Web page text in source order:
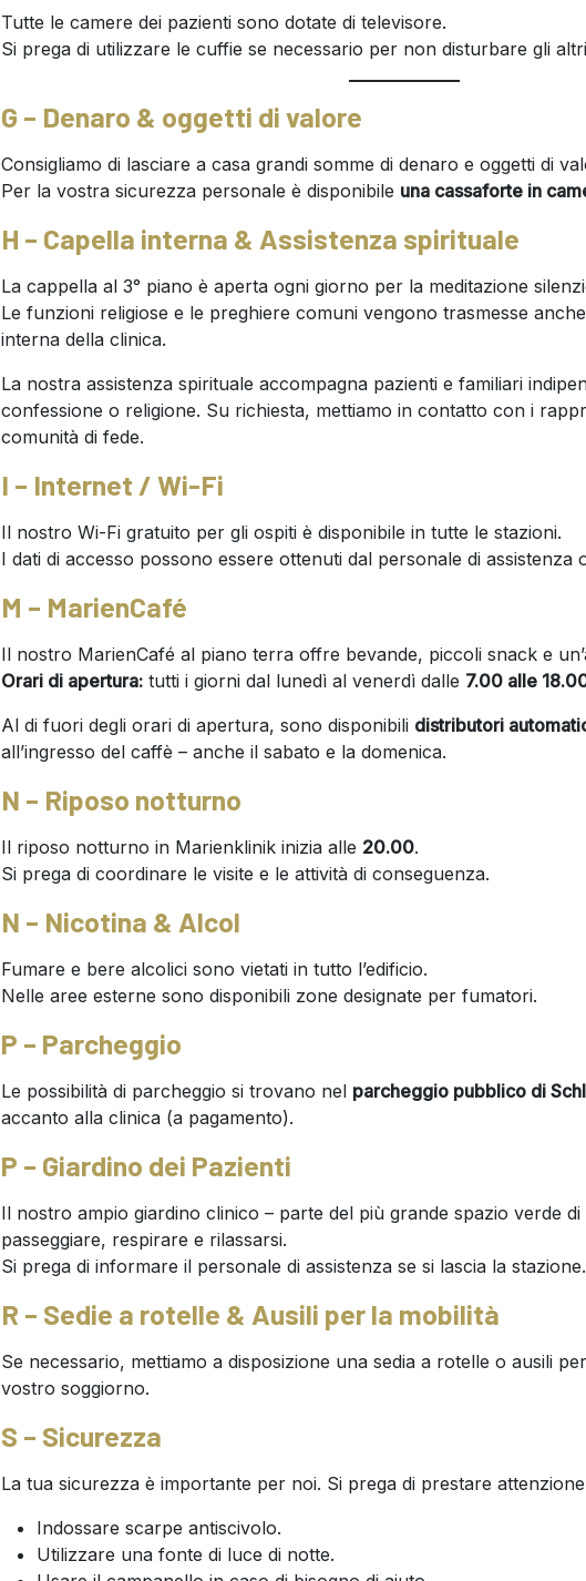
Tutte le camere dei pazienti sono dotate di televisore.
Si prega di utilizzare le cuffie se necessario per non disturbare gli
G – Denaro & oggetti di valore
Consigliamo di lasciare a casa grandi somme di denaro e oggetti di
Per la vostra sicurezza personale è disponibile una cassaforte in
H – Capella interna & Assistenza spirituale
La cappella al 3° piano è aperta ogni giorno per la meditazione
Le funzioni religiose e le preghiere comuni vengono trasmesse
interna della clinica.
La nostra assistenza spirituale accompagna pazienti e familiari
confessione o religione. Su richiesta, mettiamo in contatto con i
comunità di fede.
I – Internet / Wi-Fi
Il nostro Wi-Fi gratuito per gli ospiti è disponibile in tutte le stazioni.
I dati di accesso possono essere ottenuti dal personale di assistenza
M – MarienCafé
Il nostro MarienCafé al piano terra offre bevande, piccoli snack e
Orari di apertura: tutti i giorni dal lunedì al venerdì dalle 7.00 alle
Al di fuori degli orari di apertura, sono disponibili distributori
all’ingresso del caffè – anche il sabato e la domenica.
N – Riposo notturno
Il riposo notturno in Marienklinik inizia alle 20.00.
Si prega di coordinare le visite e le attività di conseguenza.
N – Nicotina & Alcol
Fumare e bere alcolici sono vietati in tutto l’edificio.
Nelle aree esterne sono disponibili zone designate per fumatori.
P – Parcheggio
Le possibilità di parcheggio si trovano nel parcheggio pubblico di
accanto alla clinica (a pagamento).
P – Giardino dei Pazienti
Il nostro ampio giardino clinico – parte del più grande spazio verde
passeggiare, respirare e rilassarsi.
Si prega di informare il personale di assistenza se si lascia la stazione.
R – Sedie a rotelle & Ausili per la mobilità
Se necessario, mettiamo a disposizione una sedia a rotelle o ausili
vostro soggiorno.
S – Sicurezza
La tua sicurezza è importante per noi. Si prega di prestare
Indossare scarpe antiscivolo.
Utilizzare una fonte di luce di notte.